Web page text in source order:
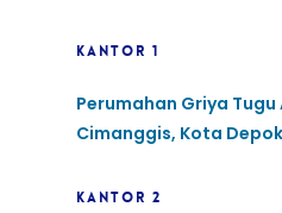
KANTOR 1
Perumahan Griya Tugu
Cimanggis, Kota
KANTOR 2